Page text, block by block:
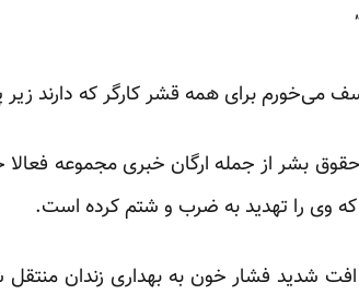
می‌خورم برای همه قشر کارگر که دارند زیر
بشر از جمله ارگان خبری مجموعه فعالا
وی را تهدید به ضرب و شتم کرده است.
شدید فشار خون به بهداری زندان